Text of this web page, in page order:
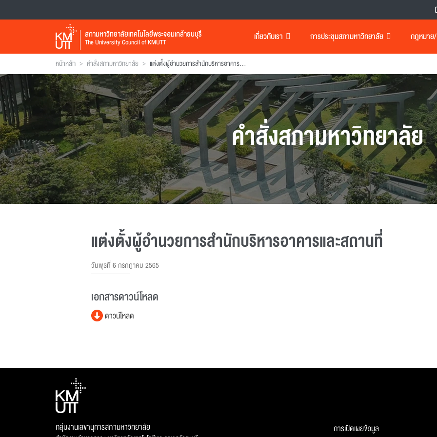
สภามหาวิทยาลัยเทคโนโลยีพระจอมเกล้าธนบุรี
The University Council of KMUTT เกี่ยวกับเรา การประชุมสภามหาวิทยาลัย กฎหมาย/
หน้าหลัก > คำสั่งสภามหาวิทยาลัย > แต่งตั้งผู้อํานวยการสํานักบริหารอาคารและสถานที่
คำสั่งสภามหาวิทยาลัย
แต่งตั้งผู้อํานวยการสํานักบริหารอาคารและสถานที่
วันพุธที่ 6 กรกฎาคม 2565
เอกสารดาวน์โหลด
ดาวน์โหลด
กลุ่มงานเลขานุการสภามหาวิทยาลัย การเปิดเผยข้อมูล